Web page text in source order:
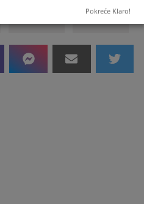
Pokreće Klaro!